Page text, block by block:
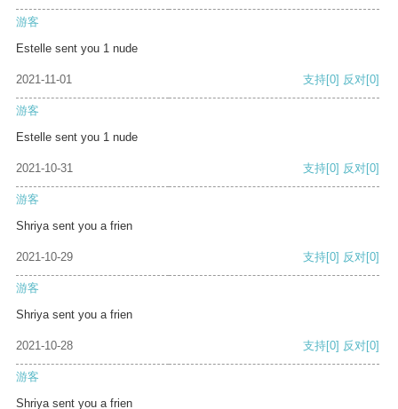
游客
Estelle sent you 1 nude
2021-11-01 支持[0] 反对[0]
游客
Estelle sent you 1 nude
2021-10-31 支持[0] 反对[0]
游客
Shriya sent you a frien
2021-10-29 支持[0] 反对[0]
游客
Shriya sent you a frien
2021-10-28 支持[0] 反对[0]
游客
Shriya sent you a frien